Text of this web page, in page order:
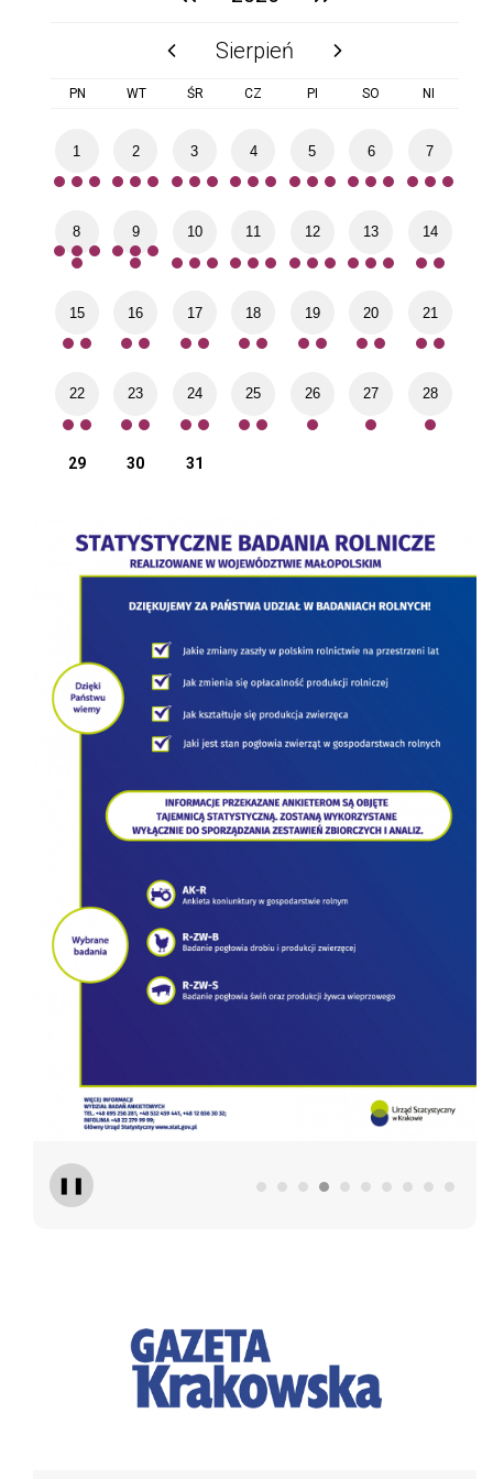
poprzedni miesiąc
Sierpień następny miesiąc
PN WT ŚR CZ PI SO NI
1 2 3 4 5 6 7
8 9 10 11 12 13 14
15 16 17 18 19 20 21
22 23 24 25 26 27 28
29 30 31